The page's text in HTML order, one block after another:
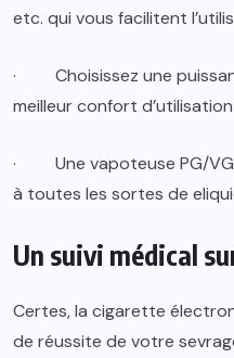
etc. qui vous facilitent
· Choisissez une
meilleur confort d’utilisation
· Une vapoteuse PG/
à toutes les sortes de
Un suivi médical
Certes, la cigarette
de réussite de votre